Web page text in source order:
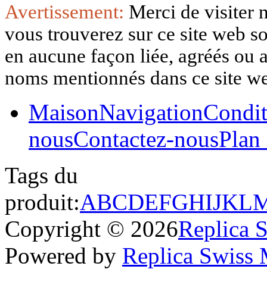
Avertissement: Merci de visiter
vous trouverez sur ce site web
en aucune façon liée, agréés
noms mentionnés dans ce site
MaisonNavigation
nousContactez-nousPlan
Tags du
produit:ABCDEFGHIJKL
Copyright © 2026Replica
Powered by Replica Swiss